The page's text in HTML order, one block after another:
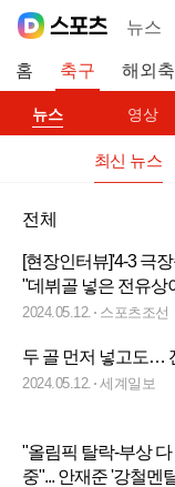
뉴스
홈 축구 해외
뉴스 영상
최신 뉴스
전체
[현장인터뷰]'4-3 극
"데뷔골 넣은 전유상
났다"
2024.05.12. 스포츠조선
두 골 먼저 넣고도…
2024.05.12. 세계일보
"올림픽 탈락-부상
중"... 안재준 '강철멘